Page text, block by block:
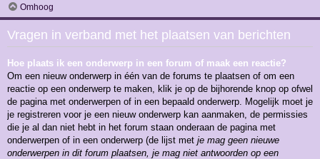
Omhoog
Vragen in verband met het plaatsen van berichten
Hoe plaats ik een onderwerp in een forum of maak een reactie?
Om een nieuw onderwerp in één van de forums te plaatsen of om een
reactie op een onderwerp te maken, klik je op de bijhorende knop op ofwel
de pagina met onderwerpen of in een bepaald onderwerp. Mogelijk moet je
je registreren voor je een nieuw onderwerp kan aanmaken, de permissies
die je al dan niet hebt in het forum staan onderaan de pagina met
onderwerpen of in een onderwerp (de lijst met je mag geen nieuwe
onderwerpen in dit forum plaatsen, je mag niet antwoorden op een